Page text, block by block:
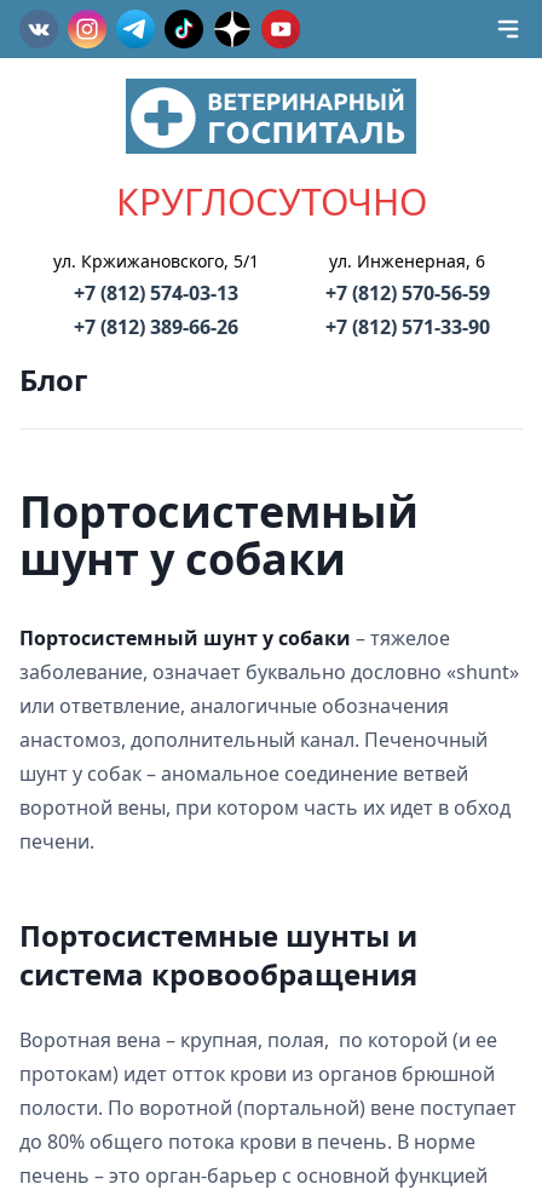
КРУГЛОСУТОЧНО
ул. Кржижановского, 5/1
+7 (812) 574-03-13
+7 (812) 389-66-26
ул. Инженерная, 6
+7 (812) 570-56-59
+7 (812) 571-33-90
Блог
Портосистемный
шунт у собаки
Портосистемный шунт у собаки – тяжелое
заболевание, означает буквально дословно «shunt»
или ответвление, аналогичные обозначения
анастомоз, дополнительный канал. Печеночный
шунт у собак – аномальное соединение ветвей
воротной вены, при котором часть их идет в обход
печени.
Портосистемные шунты и
система кровообращения
Воротная вена – крупная, полая, по которой (и ее
протокам) идет отток крови из органов брюшной
полости. По воротной (портальной) вене поступает
до 80% общего потока крови в печень. В норме
печень – это орган-барьер с основной функцией